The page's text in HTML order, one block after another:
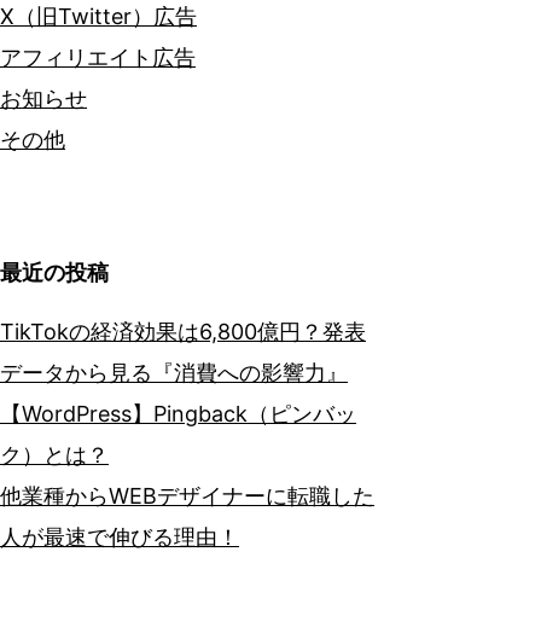
X（旧Twitter）広告
アフィリエイト広告
お知らせ
その他
最近の投稿
TikTokの経済効果は6,800億円？発表
データから見る『消費への影響力』
【WordPress】Pingback（ピンバッ
ク）とは？
他業種からWEBデザイナーに転職した
人が最速で伸びる理由！